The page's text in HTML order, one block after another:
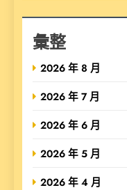
彙整
2026 年 8 月
2026 年 7 月
2026 年 6 月
2026 年 5 月
2026 年 4 月